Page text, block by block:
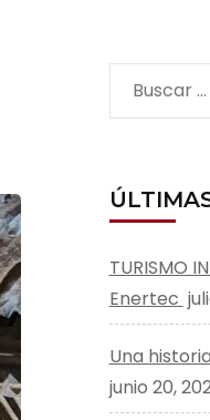
Buscar:
TURISMO
Enertec
Una
junio 20,